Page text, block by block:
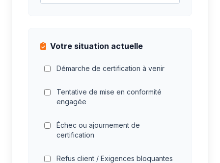
Votre situation actuelle
Démarche de certification à venir
Tentative de mise en conformité
engagée
Échec ou ajournement de
certification
Refus client / Exigences bloquantes